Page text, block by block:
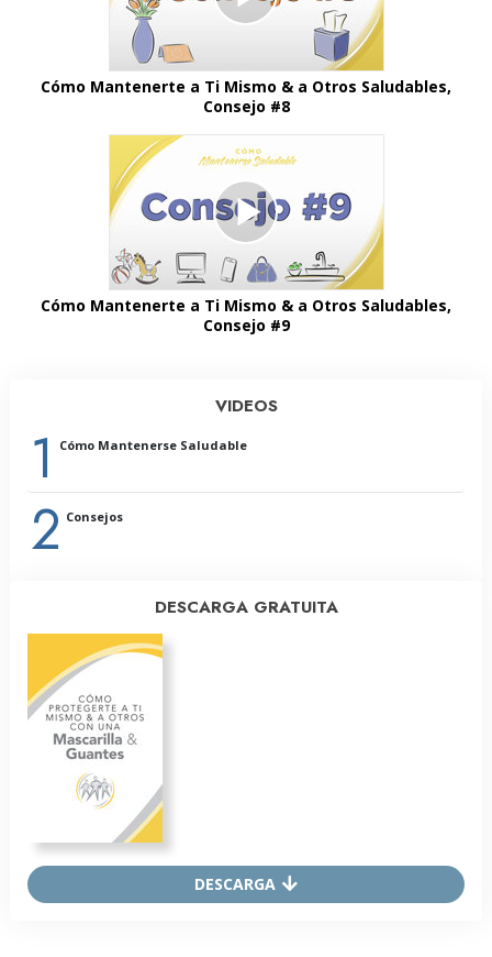
Cómo Mantenerte a Ti Mismo & a Otros Saludables,
Consejo #8
Cómo Mantenerte a Ti Mismo & a Otros Saludables,
Consejo #9
VIDEOS
1 Cómo Mantenerse Saludable
2 Consejos
DESCARGA GRATUITA
DESCARGA